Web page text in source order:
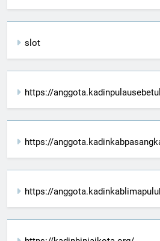
slot
https://
https://
https://